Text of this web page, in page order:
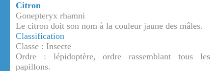
Citron
Gonepteryx rhamni
Le citron doit son nom à la couleur jaune des mâles.
Classification
Classe : Insecte
Ordre : lépidoptère, ordre rassemblant tous les
papillons.